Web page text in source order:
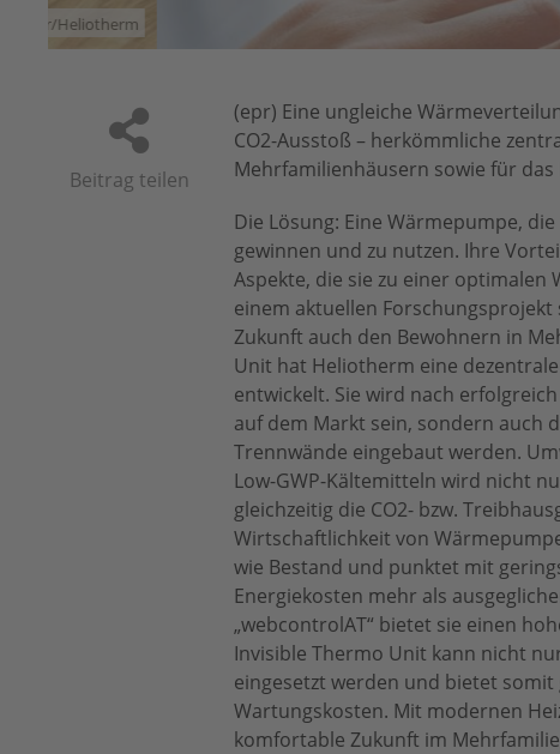
Beitrag teilen
(epr) Eine ungleiche
CO2-Ausstoß – herkömmliche
Mehrfamilienhäusern sowie für
Die Lösung: Eine Wärmepumpe,
gewinnen und zu nutzen. Ihre
Aspekte, die sie zu einer
einem aktuellen
Zukunft auch den Bewohnern in
Unit hat Heliotherm eine
entwickelt. Sie wird nach
auf dem Markt sein, sondern auch
Trennwände eingebaut werden.
Low-GWP-Kältemitteln wird nicht
gleichzeitig die CO2- bzw.
Wirtschaftlichkeit von
wie Bestand und punktet mit
Energiekosten mehr als
„webcontrolAT“ bietet sie einen
Invisible Thermo Unit kann nicht
eingesetzt werden und bietet
Wartungskosten. Mit modernen
komfortable Zukunft im